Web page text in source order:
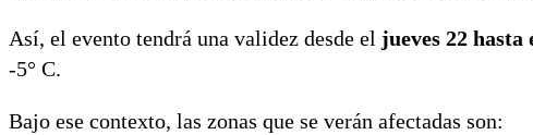
Así, el evento tendrá una validez desde el jueves 22 hasta
-5° C.
Bajo ese contexto, las zonas que se verán afectadas son: